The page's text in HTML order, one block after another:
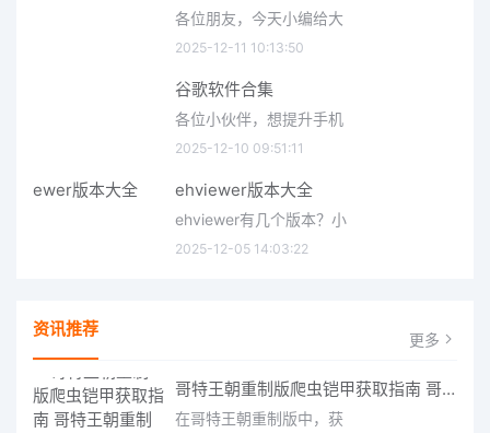
各位朋友，今天小编给大
2025-12-11 10:13:50
谷歌软件合集
各位小伙伴，想提升手机
2025-12-10 09:51:11
ehviewer版本大全
ehviewer有几个版本？小
2025-12-05 14:03:22
资讯推荐 更多
哥特王朝重制版爬虫铠甲获取指南 哥特王朝重制版爬虫铠甲获取方法
在哥特王朝重制版中，获